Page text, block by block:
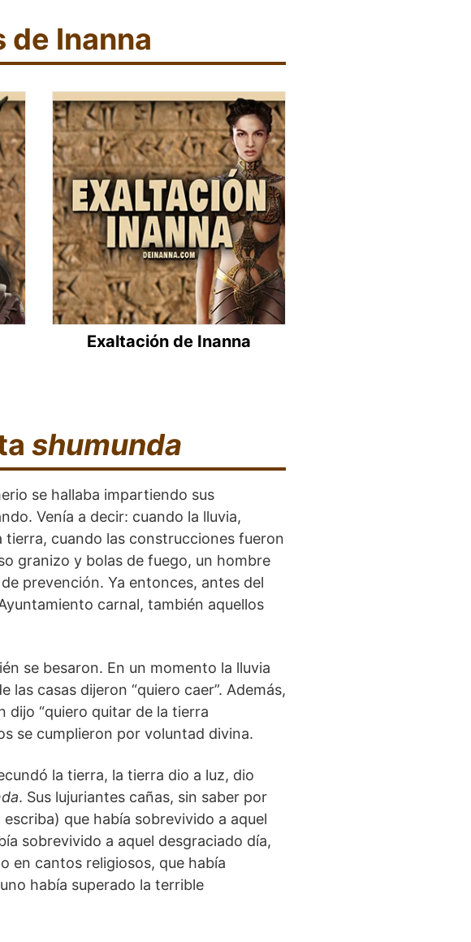
de Inanna
Exaltación de Inanna
shumunda
se hallaba impartiendo sus
Venía a decir: cuando la lluvia,
tierra, cuando las construcciones fueron
granizo y bolas de fuego, un hombre
prevención. Ya entonces, antes del
carnal, también aquellos
se besaron. En un momento la lluvia
las casas dijeron “quiero caer”. Además,
dijo “quiero quitar de la tierra
se cumplieron por voluntad divina.
la tierra, la tierra dio a luz, dio
. Sus lujuriantes cañas, sin saber por
que había sobrevivido a aquel
sobrevivido a aquel desgraciado día,
en cantos religiosos, que había
había superado la terrible